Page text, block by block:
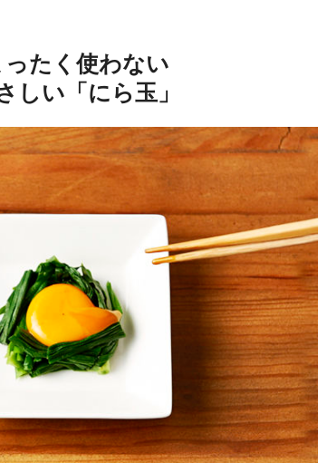
たく使わない
しい「にら玉」